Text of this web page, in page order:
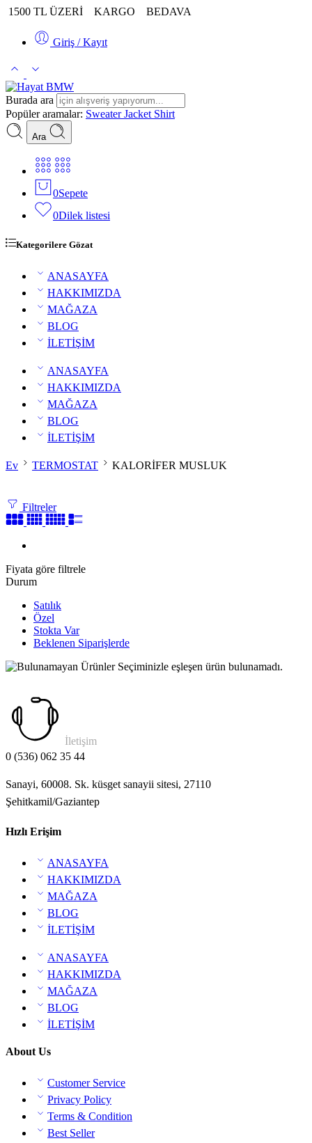
1500 TL ÜZERİ KARGO BEDAVA
Giriş / Kayıt
Burada ara
Popüler aramalar: SweaterJacket Shirt
Ara
0Sepete
0Dilek listesi
Kategorilere Gözat
ANASAYFA
HAKKIMIZDA
MAĞAZA
BLOG
İLETİŞİM
ANASAYFA
HAKKIMIZDA
MAĞAZA
BLOG
İLETİŞİM
Ev TERMOSTAT KALORİFER MUSLUK
Filtreler
Fiyata göre filtrele
Durum
Satılık
Özel
Stokta Var
Beklenen Siparişlerde
Seçiminizle eşleşen ürün bulunamadı.
İletişim
0 (536) 062 35 44
Sanayi, 60008. Sk. küsget sanayii sitesi, 27110
Şehitkamil/Gaziantep
Hızlı Erişim
ANASAYFA
HAKKIMIZDA
MAĞAZA
BLOG
İLETİŞİM
ANASAYFA
HAKKIMIZDA
MAĞAZA
BLOG
İLETİŞİM
About Us
Customer Service
Privacy Policy
Terms & Condition
Best Seller